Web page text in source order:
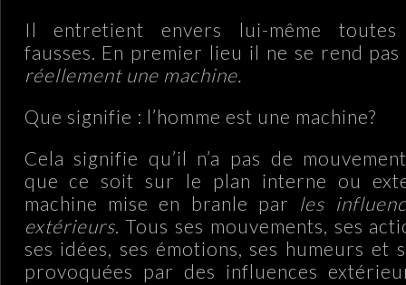
Il entretient envers lui-même toutes
fausses. En premier lieu il ne se rend
réellement une machine.
Que signifie : l’homme est une machine?
Cela signifie qu’il n’a pas de
que ce soit sur le plan interne ou
machine mise en branle par les
extérieurs. Tous ses mouvements, ses
ses idées, ses émotions, ses humeurs et
provoquées par des influences